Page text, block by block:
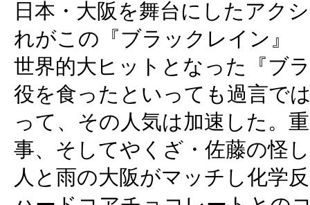
日本・大阪を舞台にしたアク
れがこの『ブラックレイン』
世界的大ヒットとなった『ブ
役を食ったといっても過言で
って、その人気は加速した。
事、そしてやくざ・佐藤の怪
人と雨の大阪がマッチし化学